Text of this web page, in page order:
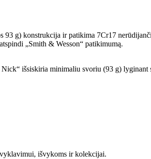
93 g) konstrukcija ir patikima 7Cr17
„Smith & Wesson“ patikimumą.
išsiskiria minimaliu svoriu (93 g) lyginant
išvykoms ir kolekcijai.